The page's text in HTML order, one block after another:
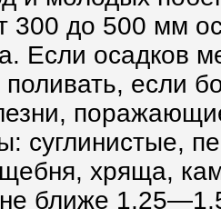
300 до 500 мм
Если осадков
поливать, если
суглинистые,
щебня, хряща,
не ближе